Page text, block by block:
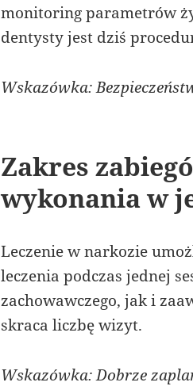
monitoring parametrów
dentysty jest dziś
Wskazówka:
Zakres
wykonania w
Leczenie w narkozie
leczenia podczas jednej
zachowawczego, jak i
skraca liczbę wizyt.
Wskazówka: Dobrze